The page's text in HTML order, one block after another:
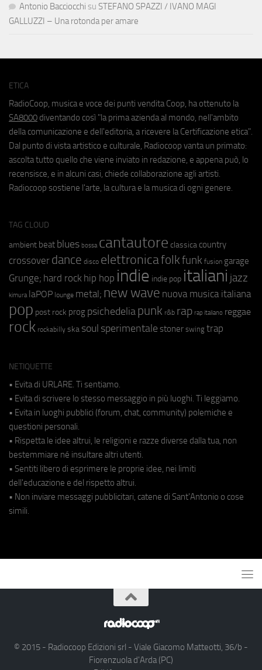
Antonio Bacciocchi su STEFANO SPAZZI / IVANO MAGI
GALLUZZI – Una rotonda per amare
ETICA
RadioCoop, musica e voce dei punti vendita Coop, ha ottenuto la
SA8000 diventando così "la prima azienda al mondo, nell'ambito
della comunicazione e dell'editoria, a ricevere la Certificazione etica".
Dal punto di vista artistico e culturale, Radiocoop vanta un primato:
ascolta tutto quello che viene inviato in redazione, e appena può, lo
recensisce, e in alcuni casi, chiede collaborazione agli artisti.
Radiocoop sostiene l'arte, la cultura e la musica di ogni genere.
TAG CLOUD
ambient beat blues bossa cantautore classica country
crossover dance disco elettronicafolkfunk fusion garage
Grunge; hard rock hip hop indie indie pop italiani jazz
kimura laPOP lounge metal; new wave nuova musica italiana
pop post rock prog psichedeliapunk r&b rap rap italiano reggae
rock rockabilly ska soul sperimentale stoner swing trap
NETIQUETTE
• Evita di URLARE. Ti sentiamo.
• Evita di scrivere lo stesso messaggio in più luoghi. Ti leggiamo.
• Evita in luoghi pubblici (forum, chat, community) polemiche e
questioni personali.
• Rispetta le idee altrui, le religioni e razze diverse dalla tua, non
bestemmiare né insultare altri utenti.
• Sentiti libero di esprimere le proprie idee, nei limiti
dell'educazione e del rispetto altrui.
• Non inviare messaggi pubblicitari, catene di Sant'Antonio o cose
simili.
© 2015 - Radiocoop Edizioni srl - Viale Giacomo Matteotti, 36/b -
Fiorenzuola d'Arda (PC)